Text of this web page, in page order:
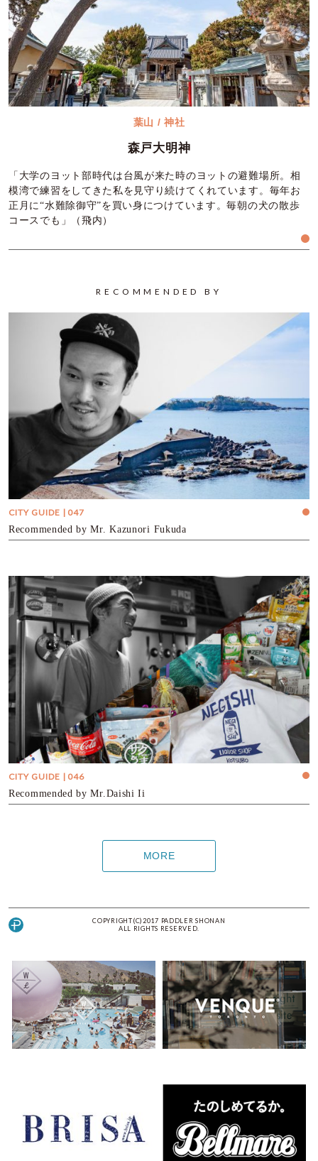
葉山 / 神社
森戸大明神
「大学のヨット部時代は台風が来た時のヨットの避難場所。相
模湾で練習をしてきた私を見守り続けてくれています。毎年お
正月に“水難除御守”を買い身につけています。毎朝の犬の散歩
コースでも」（飛内）
RECOMMENDED BY
CITY GUIDE | 047
Recommended by Mr. Kazunori Fukuda
CITY GUIDE | 046
Recommended by Mr.Daishi Ii
MORE
COPYRIGHT(C)2017 PADDLER SHONAN
ALL RIGHTS RESERVED.